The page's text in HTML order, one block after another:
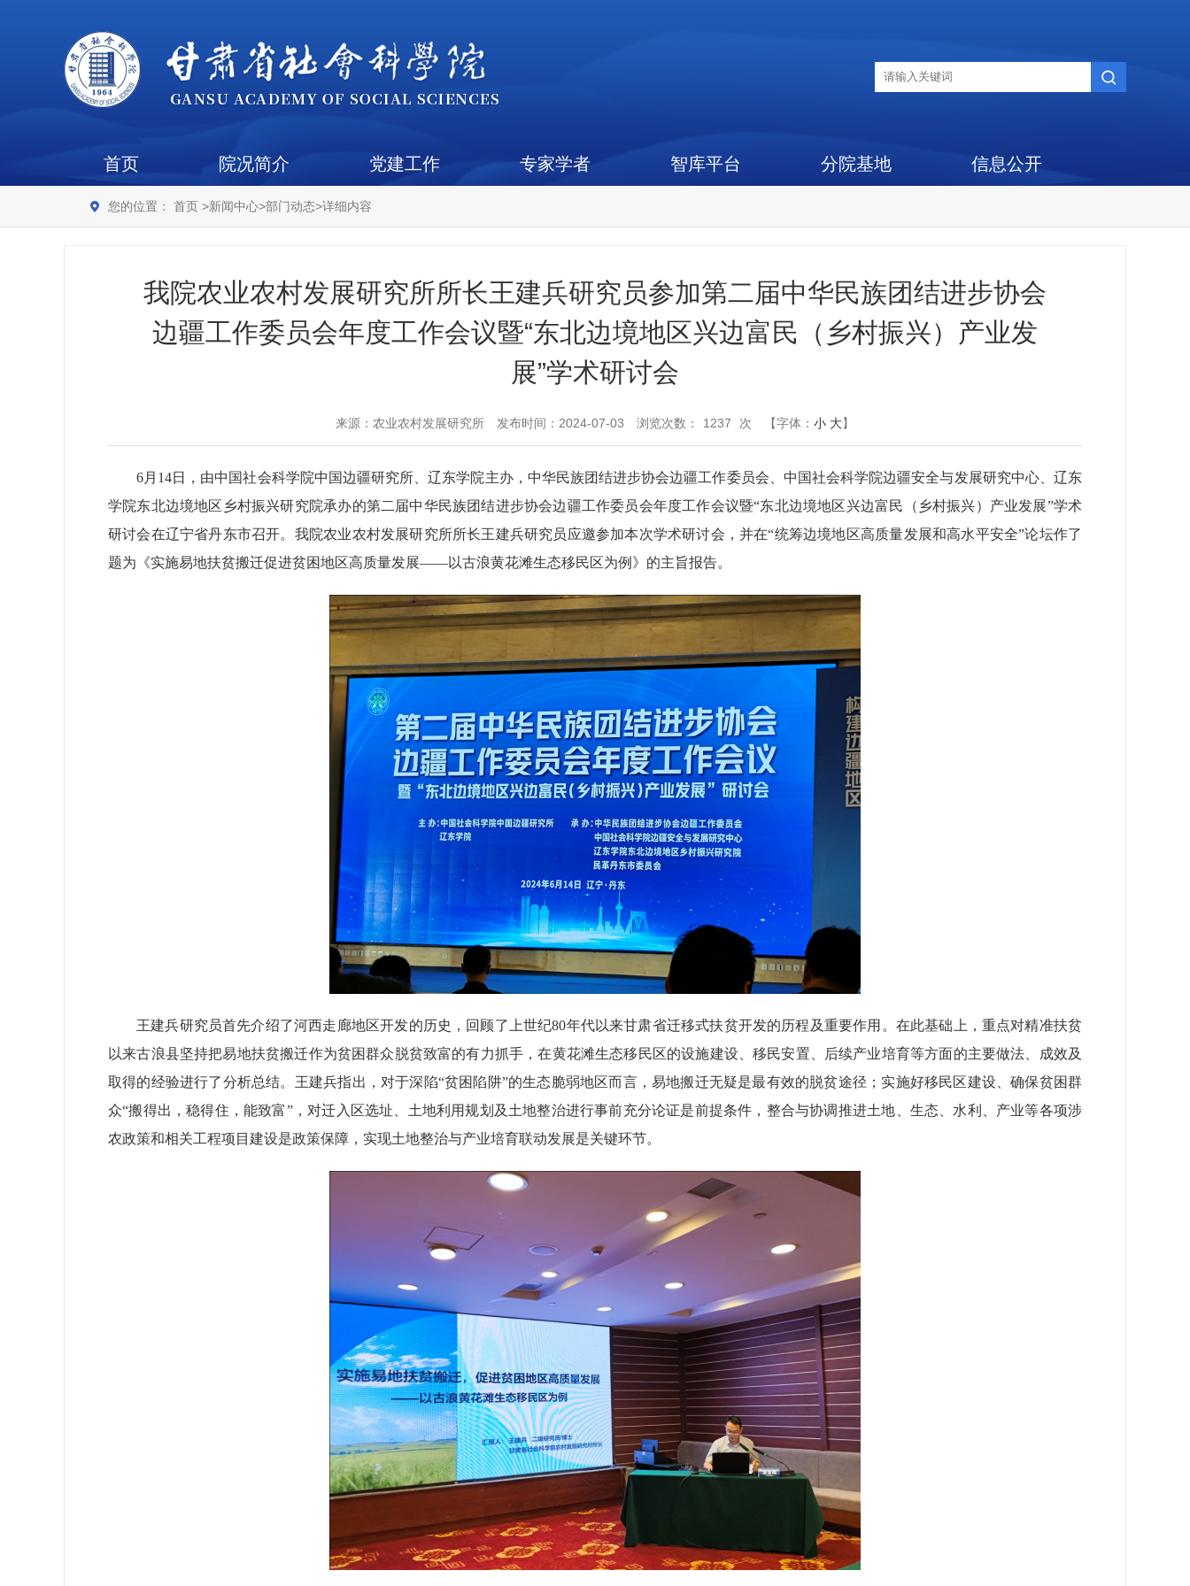
首页 院况简介 党建工作 专家学者 智库平台 分院基地 信息公开
您的位置： 首页 >新闻中心>部门动态>详细内容
我院农业农村发展研究所所长王建兵研究员参加第二届中华民族团结进步协会
边疆工作委员会年度工作会议暨“东北边境地区兴边富民（乡村振兴）产业发
展”学术研讨会
来源： 农业农村发展研究所 发布时间：2024-07-03 浏览次数： 1237 次 【字体： 小 大】
6月14日，由中国社会科学院中国边疆研究所、辽东学院主办，中华民族团结进步协会边疆工作委员会、中国社会科学院边疆安全与发展研究中心、辽东
学院东北边境地区乡村振兴研究院承办的第二届中华民族团结进步协会边疆工作委员会年度工作会议暨“东北边境地区兴边富民（乡村振兴）产业发展”学术
研讨会在辽宁省丹东市召开。我院农业农村发展研究所所长王建兵研究员应邀参加本次学术研讨会，并在“统筹边境地区高质量发展和高水平安全”论坛作了
题为《实施易地扶贫搬迁促进贫困地区高质量发展——以古浪黄花滩生态移民区为例》的主旨报告。
王建兵研究员首先介绍了河西走廊地区开发的历史，回顾了上世纪80年代以来甘肃省迁移式扶贫开发的历程及重要作用。在此基础上，重点对精准扶贫
以来古浪县坚持把易地扶贫搬迁作为贫困群众脱贫致富的有力抓手，在黄花滩生态移民区的设施建设、移民安置、后续产业培育等方面的主要做法、成效及
取得的经验进行了分析总结。王建兵指出，对于深陷“贫困陷阱”的生态脆弱地区而言，易地搬迁无疑是最有效的脱贫途径；实施好移民区建设、确保贫困群
众“搬得出，稳得住，能致富”，对迁入区选址、土地利用规划及土地整治进行事前充分论证是前提条件，整合与协调推进土地、生态、水利、产业等各项涉
农政策和相关工程项目建设是政策保障，实现土地整治与产业培育联动发展是关键环节。